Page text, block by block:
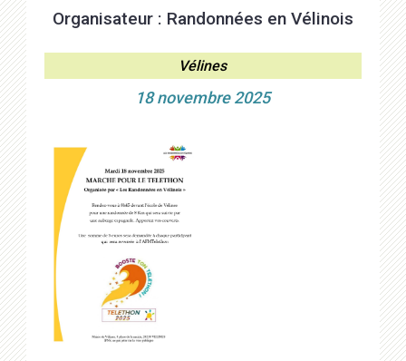
Organisateur : Randonnées en Vélinois
Vélines
18 novembre 2025